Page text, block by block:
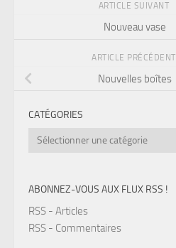
ARTICLE SUIVANT
Nouveau vase
ARTICLE PRÉCÉDENT
Nouvelles boîtes
CATÉGORIES
Catégories
ABONNEZ-VOUS AUX FLUX RSS !
RSS - Articles
RSS - Commentaires